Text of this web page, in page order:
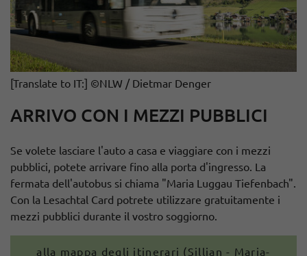
[Translate to IT:] ©NLW / Dietmar Denger
ARRIVO CON I MEZZI PUBBLICI
Se volete lasciare l'auto a casa e viaggiare con i mezzi
pubblici, potete arrivare fino alla porta d'ingresso. La
fermata dell'autobus si chiama "Maria Luggau Tiefenbach".
Con la Lesachtal Card potrete utilizzare gratuitamente i
mezzi pubblici durante il vostro soggiorno.
alla mappa degli itinerari (Sillian - Maria-